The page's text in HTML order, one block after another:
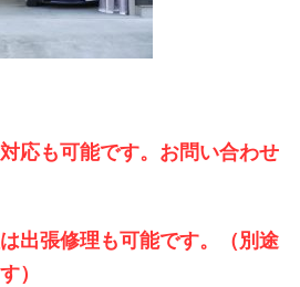
応も可能です。 お問い合わせ
出張修理も可能です。（別途
）